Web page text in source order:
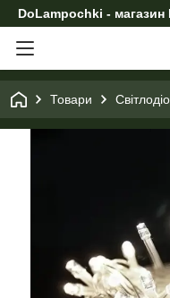
DoLampochki - магазин
Товари